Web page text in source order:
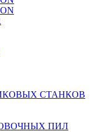
СТАНКОВ
ПИЛ